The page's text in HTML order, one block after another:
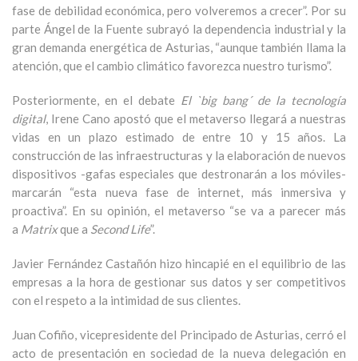
fase de debilidad económica, pero volveremos a crecer”. Por su
parte Ángel de la Fuente subrayó la dependencia industrial y la
gran demanda energética de Asturias, “aunque también llama la
atención, que el cambio climático favorezca nuestro turismo”.
Posteriormente, en el debate El `big bang´ de la tecnología
digital, Irene Cano apostó que el metaverso llegará a nuestras
vidas en un plazo estimado de entre 10 y 15 años. La
construcción de las infraestructuras y la elaboración de nuevos
dispositivos -gafas especiales que destronarán a los móviles-
marcarán “esta nueva fase de internet, más inmersiva y
proactiva”. En su opinión, el metaverso “se va a parecer más
a Matrixque a Second Life”.
Javier Fernández Castañón hizo hincapié en el equilibrio de las
empresas a la hora de gestionar sus datos y ser competitivos
con el respeto a la intimidad de sus clientes.
Juan Cofiño, vicepresidente del Principado de Asturias, cerró el
acto de presentación en sociedad de la nueva delegación en